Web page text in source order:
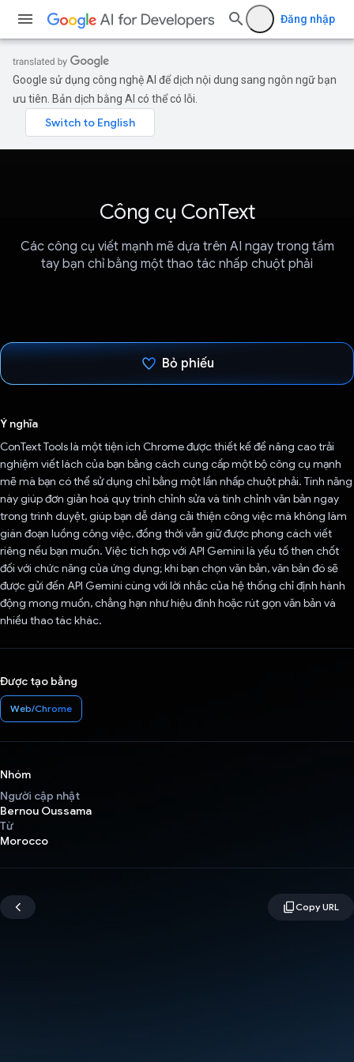
Đăng nhập
Google sử dụng công nghệ AI để dịch nội dung sang ngôn ngữ bạn
ưu tiên. Bản dịch bằng AI có thể có lỗi.
Công cụ ConText
Các công cụ viết mạnh mẽ dựa trên AI ngay trong tầm
tay bạn chỉ bằng một thao tác nhấp chuột phải
Bỏ phiếu
Ý nghĩa
ConText Tools là một tiện ích Chrome được thiết kế để nâng cao trải
nghiệm viết lách của bạn bằng cách cung cấp một bộ công cụ mạnh
mẽ mà bạn có thể sử dụng chỉ bằng một lần nhấp chuột phải. Tính năng
này giúp đơn giản hoá quy trình chỉnh sửa và tinh chỉnh văn bản ngay
trong trình duyệt, giúp bạn dễ dàng cải thiện công việc mà không làm
gián đoạn luồng công việc, đồng thời vẫn giữ được phong cách viết
riêng nếu bạn muốn. Việc tích hợp với API Gemini là yếu tố then chốt
đối với chức năng của ứng dụng; khi bạn chọn văn bản, văn bản đó sẽ
được gửi đến API Gemini cùng với lời nhắc của hệ thống chỉ định hành
động mong muốn, chẳng hạn như hiệu đính hoặc rút gọn văn bản và
nhiều thao tác khác.
Được tạo bằng
Web/Chrome
Nhóm
Người cập nhật
Bernou Oussama
Từ
Morocco